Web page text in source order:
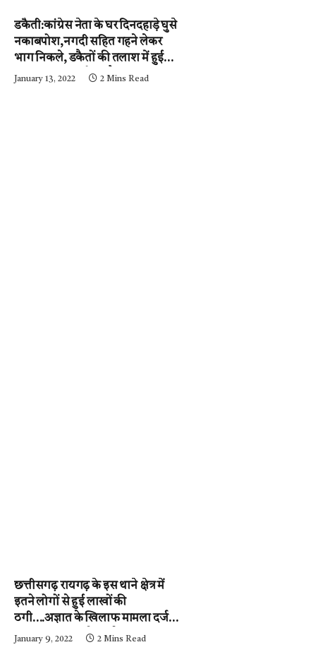
डकैती:कांग्रेस नेता के घर दिनदहाड़े घुसे
नकाबपोश,नगदी सहित गहने लेकर
भाग निकले, डकैतों की तलाश में हुई
नाकाबंदी…..आईजी और
January 13, 2022 2 Mins Read
छत्तीसगढ़ रायगढ़ के इस थाने क्षेत्र में
इतने लोगों से हुई लाखों की
ठगी….अज्ञात के खिलाफ मामला दर्ज,
पुलिस जुटी जांच में….पढ़े न्यूज़
January 9, 2022 2 Mins Read